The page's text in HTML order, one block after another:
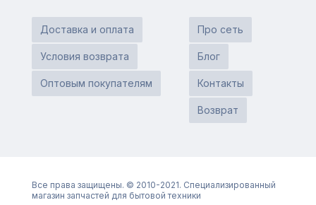
Доставка и оплата
Условия возврата
Оптовым покупателям
Про сеть
Блог
Контакты
Возврат
Все права защищены. © 2010-2021. Специализированный
магазин запчастей для бытовой техники